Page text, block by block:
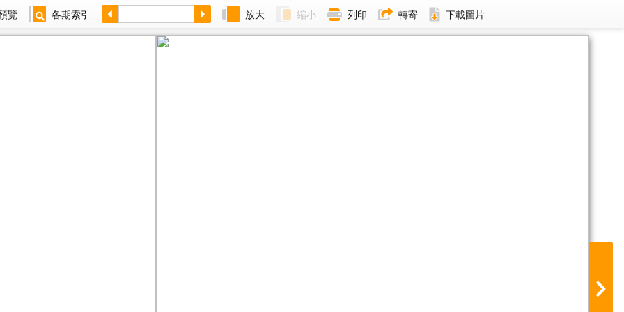
覽 各期索引 放大 縮小 列印 轉寄 下載圖片